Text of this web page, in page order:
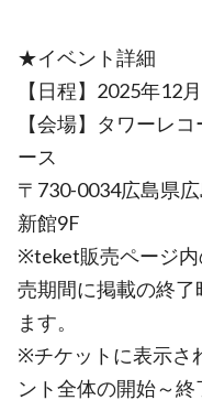
★イベント詳細
【日程】2025年12
【会場】タワーレ
ース
〒730-0034広島県
新館9F
※teket販売ページ
売期間に掲載の終了
ます。
※チケットに表示さ
ント全体の開始～終